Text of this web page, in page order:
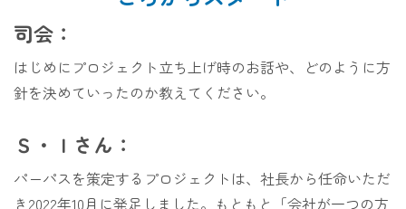
司会：
はじめにプロジェクト立ち上げ時のお話や、どのように方
針を決めていったのか教えてください。
Ｓ・Ｉさん：
パーパスを策定するプロジェクトは、社長から任命いただ
き2022年10月に発足しました。もともと「会社が一つの方